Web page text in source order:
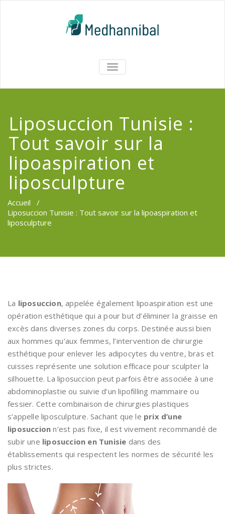
AFFICHER/MASQUER
LA
Liposuccion Tunisie :
Tout savoir sur la
lipoaspiration et
liposculpture
Accueil /
Liposuccion Tunisie : Tout savoir sur la lipoaspiration et
liposculpture
La liposuccion, appelée également lipoaspiration est une
opération esthétique qui a pour but d’éliminer la graisse en
excès dans diverses zones du corps. Destinée aussi bien
aux hommes qu’aux femmes, l’intervention de chirurgie
esthétique pour enlever les adipocytes du ventre, bras et
cuisses représente une solution efficace pour sculpter la
silhouette. La liposuccion peut parfois être associée à une
abdominoplastie ou suivie d’un lipofilling mammaire ou
fessier. Cette combinaison de chirurgies plastiques
s’appelle liposculpture. Sachant que le prix d’une
liposuccion n’est pas fixe, il est vivement recommandé de
subir une liposuccion en Tunisie dans des
établissements qui respectent les normes de sécurité les
plus strictes.